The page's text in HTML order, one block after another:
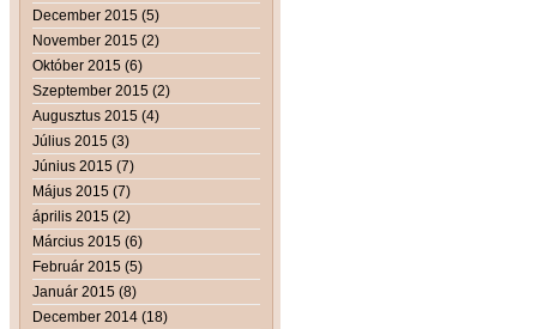
December 2015 (5)
November 2015 (2)
Október 2015 (6)
Szeptember 2015 (2)
Augusztus 2015 (4)
Július 2015 (3)
Június 2015 (7)
Május 2015 (7)
április 2015 (2)
Március 2015 (6)
Február 2015 (5)
Január 2015 (8)
December 2014 (18)